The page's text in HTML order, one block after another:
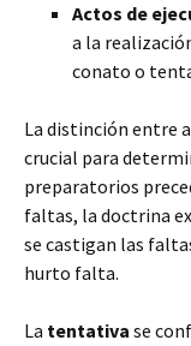
Actos de
a la
conato o
La distinción entre
crucial para
preparatorios
faltas, la doctrina
se castigan las
hurto falta.
La tentativa se